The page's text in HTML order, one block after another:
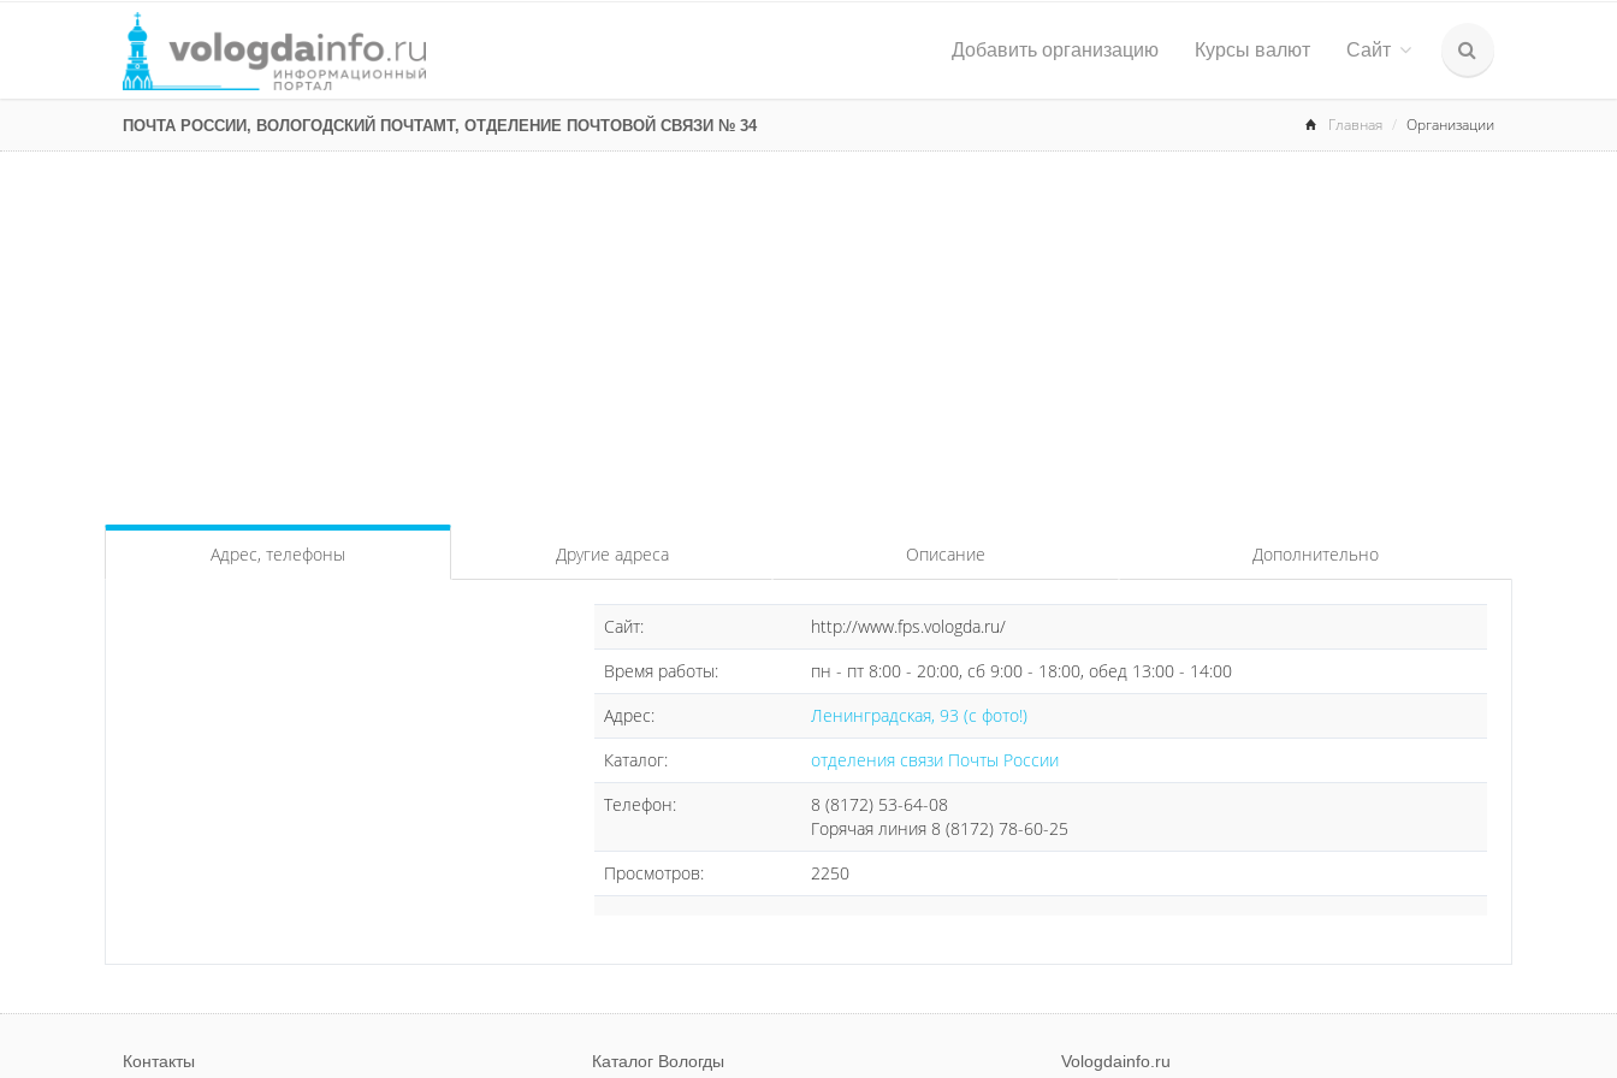
Добавить организацию Курсы валют Сайт
ПОЧТА РОССИИ, ВОЛОГОДСКИЙ ПОЧТАМТ, ОТДЕЛЕНИЕ ПОЧТОВОЙ СВЯЗИ № 34 Главная Организации
Адрес, телефоны Другие адреса Описание Дополнительно
Сайт:
http://www.fps.vologda.ru/
Время работы:
пн - пт 8:00 - 20:00, сб 9:00 - 18:00, обед 13:00 - 14:00
Адрес:
Ленинградская, 93 (с фото!)
Каталог:
отделения связи Почты России
Телефон:
8 (8172) 53-64-08
Горячая линия 8 (8172) 78-60-25
Просмотров:
2250
Контакты Каталог Вологды Vologdainfo.ru